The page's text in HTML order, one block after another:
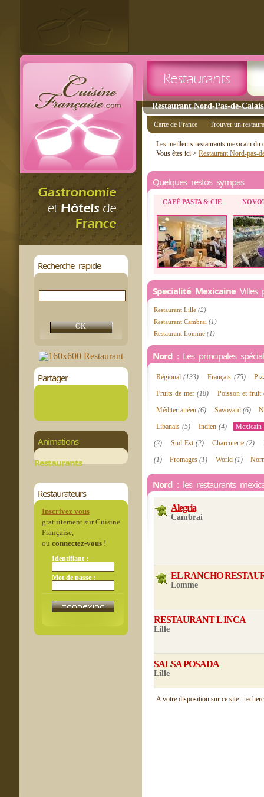
Restaurant Nord-Pas-de-
Recherche rapide
Partager
Animations
Restaurants
Restaurateurs
Inscrivez vous
gratuitement sur Cuisine
Française,
ou connectez-vous!
Identifiant :
Mot de passe :
Carte de France Trouver un
Les meilleurs restaurants mexicain du
Vous êtes ici > Restaurant Nord-pas-
Quelques restos sympas
CAFÉ PASTA & CIE
Specialité Mexicaine Villes
Restaurant Lille (2)
Restaurant Cambrai (1)
Restaurant Lomme (1)
Nord : Les principales
Régional(133) Français (75)
Fruits de mer(18)
Poisson et
Méditerranéen(6) Savoyard (6)
Libanais (5) Indien(4) Mexicain
(2)
Sud-Est (2) Charcuterie(2)
(1)
Fromages(1) World (1)
Nord : les restaurants
Alegria
Cambrai
EL RANCHO
Lomme
RESTAURANT L INCA
Lille
SALSA POSADA
Lille
A votre disposition sur ce site :